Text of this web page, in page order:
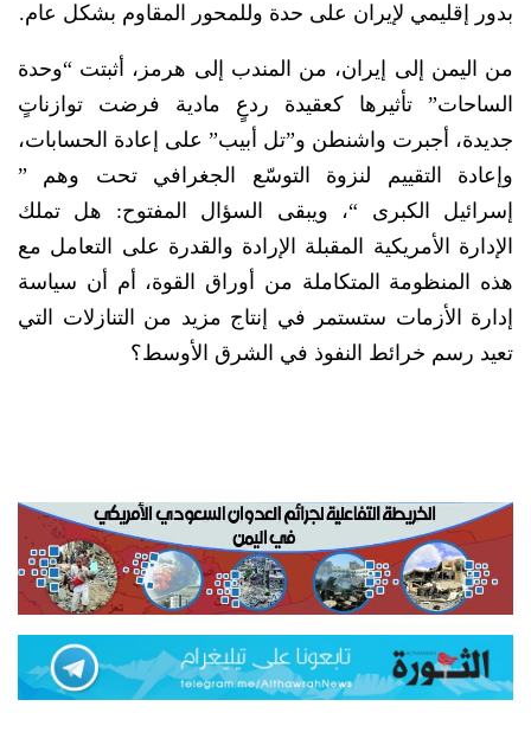
بدور إقليمي لإيران على حدة وللمحور المقاوم بشكل عام.
من اليمن إلى إيران، من المندب إلى هرمز، أثبتت “وحدة
الساحات” تأثيرها كعقيدة ردعٍ مادية فرضت توازناتٍ
جديدة، أجبرت واشنطن و”تل أبيب” على إعادة الحسابات،
وإعادة التقييم لنزوة التوسّع الجغرافي تحت وهم ”
إسرائيل الكبرى “، ويبقى السؤال المفتوح: هل تملك
الإدارة الأمريكية المقبلة الإرادة والقدرة على التعامل مع
هذه المنظومة المتكاملة من أوراق القوة، أم أن سياسة
إدارة الأزمات ستستمر في إنتاج مزيد من التنازلات التي
تعيد رسم خرائط النفوذ في الشرق الأوسط؟